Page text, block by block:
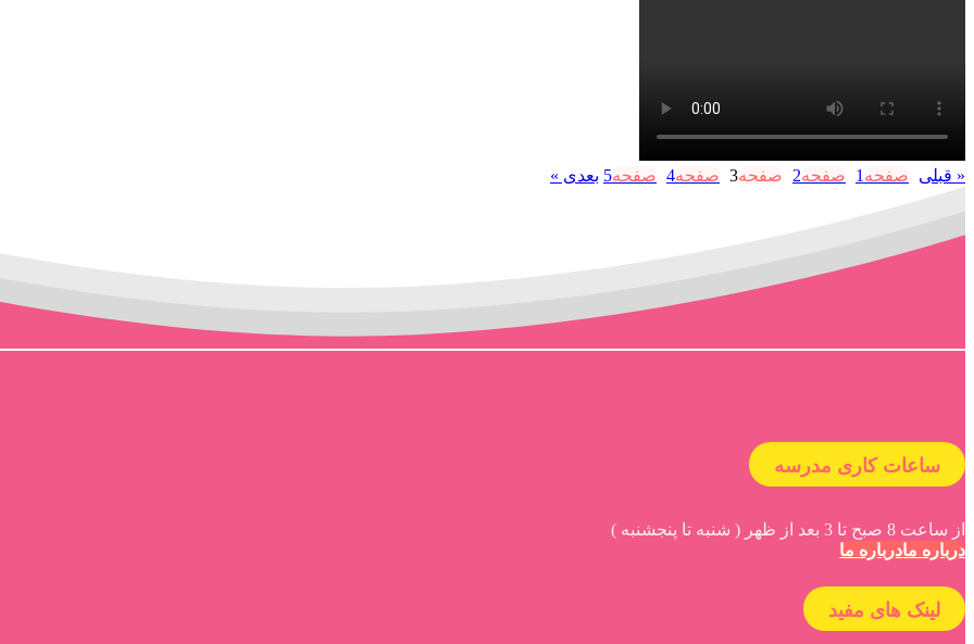
« قبلی صفحه 1 صفحه2 صفحه3 صفحه4 صفحه5 بعدی »
ساعات کاری مدرسه
از ساعت 8 صبح تا 3 بعد از ظهر ( شنبه تا پنجشنبه )
درباره مادرباره ما
لینک های مفید